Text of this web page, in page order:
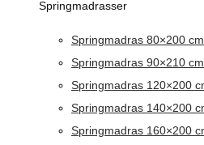
Springmadrasser
Springmadras 80×200 cm
Springmadras 90×210 cm
Springmadras 120×200
Springmadras 140×200
Springmadras 160×200